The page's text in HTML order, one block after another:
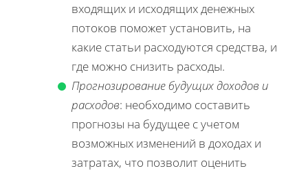
входящих и исходящих денежных
потоков поможет установить, на
какие статьи расходуются средства, и
где можно снизить расходы.
Прогнозирование будущих доходов и
расходов: необходимо составить
прогнозы на будущее с учетом
возможных изменений в доходах и
затратах, что позволит оценить